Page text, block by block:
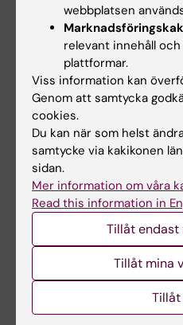
Relaterade artiklar
25 jun 2026
Ny statistikrapport:
Självmordsstatistik
för Stockholms län
suicidforskning och prevention
(NASP) har…
webbplatsen
relevant innehåll
plattformar.
Viss information kan
Genom att samtycka
cookies.
Du kan när som helst
samtycke via kakikonen
sidan.
Mer information om våra
Read this information in
Tillåt endast
Tillåt mina
Tillåt